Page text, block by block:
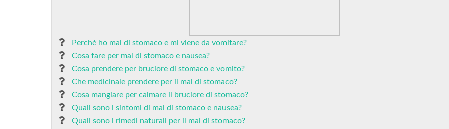
Perché ho mal di stomaco e mi viene da vomitare?
Cosa fare per mal di stomaco e nausea?
Cosa prendere per bruciore di stomaco e vomito?
Che medicinale prendere per il mal di stomaco?
Cosa mangiare per calmare il bruciore di stomaco?
Quali sono i sintomi di mal di stomaco e nausea?
Quali sono i rimedi naturali per il mal di stomaco?